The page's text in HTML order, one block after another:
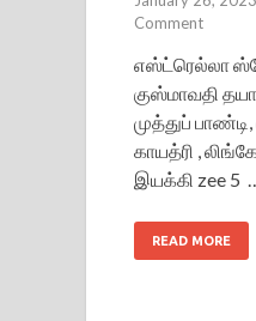
Comment
எஸ்ட்ரெல்லா
குஸ்மாவதி
முத்துப்
காயத்ரி ,
இயக்கி zee 5 …
READ MORE